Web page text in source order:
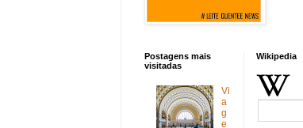
Postagens mais
visitadas
Vi
a
g
e
Wikipedia